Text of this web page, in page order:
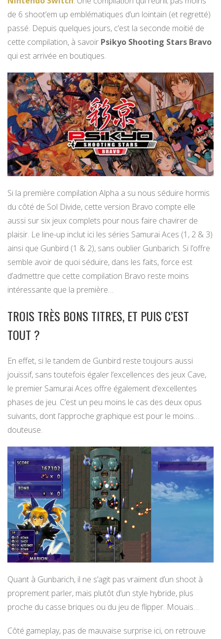
de 6 shoot’em up emblématiques d’un lointain (et regretté)
passé. Depuis quelques jours, c’est la seconde moitié de
cette compilation, à savoir Psikyo Shooting Stars Bravo
qui est arrivée en boutiques.
Si la première compilation Alpha a su nous séduire hormis
du côté de Sol Divide, cette version Bravo compte elle
aussi sur six jeux complets pour nous faire chavirer de
plaisir. Le line-up inclut ici les séries Samurai Aces (1, 2 & 3)
ainsi que Gunbird (1 & 2), sans oublier Gunbarich. Si l’offre
semble avoir de quoi séduire, dans les faits, force est
d’admettre que cette compilation Bravo reste moins
intéressante que la première…
TROIS TRÈS BONS TITRES, ET PUIS C’EST
TOUT ?
En effet, si le tandem de Gunbird reste toujours aussi
jouissif, sans toutefois égaler l’excellences des jeux Cave,
le premier Samurai Aces offre également d’excellentes
phases de jeu. C’est un peu moins le cas des deux opus
suivants, dont l’approche graphique est pour le moins…
douteuse.
Quant à Gunbarich, il ne s’agit pas vraiment d’un shoot à
proprement parler, mais plutôt d’un style hybride, plus
proche du casse briques ou du jeu de flipper. Mouais…
Côté gameplay, pas de mauvaise surprise ici, on retrouve